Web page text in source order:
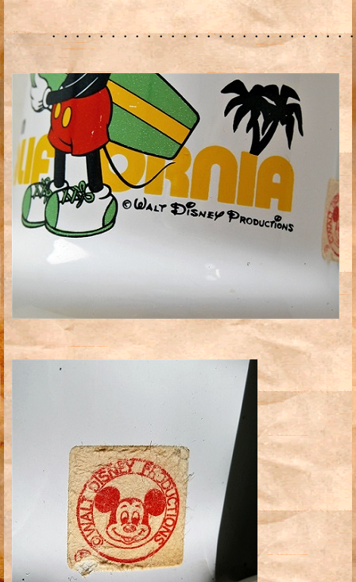
・・・・・・・・・・・・・・・・・・・・・・・・・・